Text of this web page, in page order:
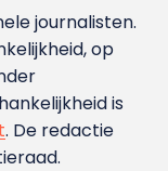
journalisten.
op
is
. De redactie